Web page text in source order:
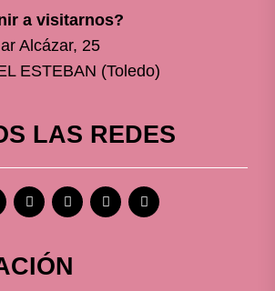
a visitarnos?
Alcázar, 25
ESTEBAN (Toledo)
LAS REDES